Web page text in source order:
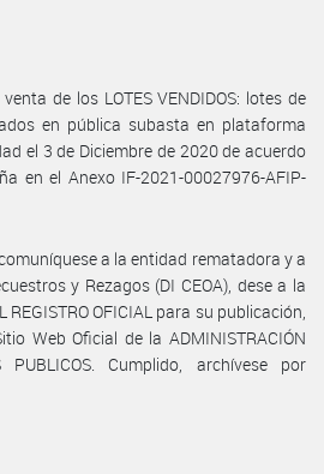
de los LOTES VENDIDOS: lotes de
en pública subasta en plataforma
el 3 de Diciembre de 2020 de acuerdo
en el Anexo IF-2021-00027976-AFIP-
comuníquese a la entidad rematadora y a
y Rezagos (DI CEOA), dese a la
REGISTRO OFICIAL para su publicación,
Web Oficial de la ADMINISTRACIÓN
PUBLICOS. Cumplido, archívese por